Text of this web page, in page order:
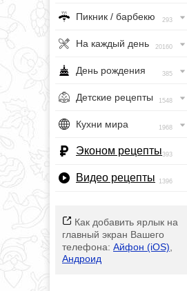
Пикник / барбекю 293
На каждый день 20160
День рождения 385
Детские рецепты 1548
Кухни мира 1968
Эконом рецепты393
Видео рецепты 1396
Как добавить ярлык на
главный экран Вашего
телефона: Айфон (iOS)
Андроид